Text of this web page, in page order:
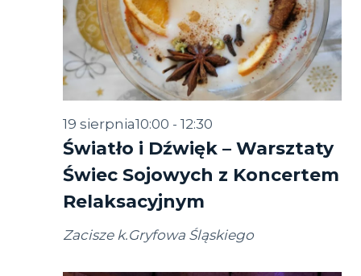
Światło i Dźwięk – Warsztaty
Świec Sojowych z Koncertem
Relaksacyjnym
19 sierpnia10:00 - 12:30
Zacisze k.Gryfowa Śląskiego